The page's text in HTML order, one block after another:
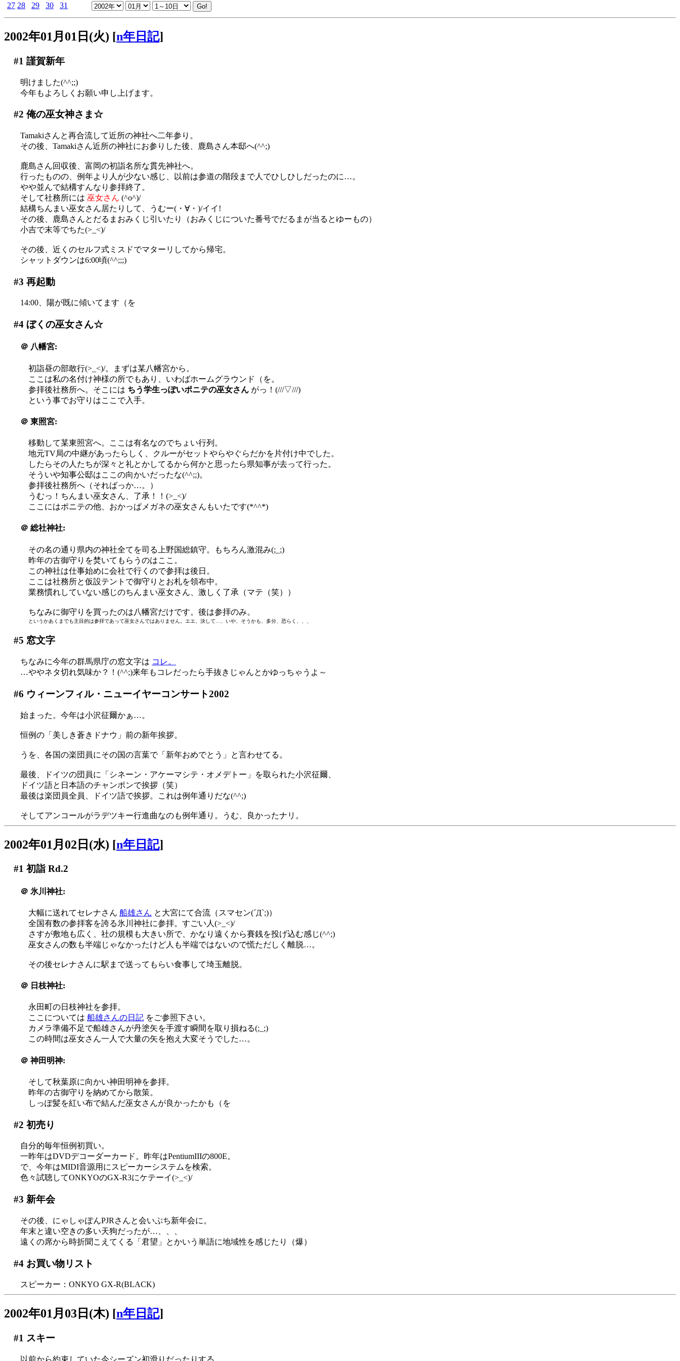
27 28 29 30 31
2002年01月01日(火) [n年日記]
#1 謹賀新年
明けました(^^;;)
今年もよろしくお願い申し上げます。
#2 俺の巫女神さま☆
Tamakiさんと再合流して近所の神社へ二年参り。
その後、Tamakiさん近所の神社にお参りした後、鹿島さん本邸へ(^^;)
鹿島さん回収後、富岡の初詣名所な貫先神社へ。
行ったものの、例年より人が少ない感じ、以前は参道の階段まで人でひしひしだったのに…。
やや並んで結構すんなり参拝終了。
そして社務所には 巫女さん (^o^)/
結構ちんまい巫女さん居たりして、うむー(・∀・)/イイ!
その後、鹿島さんとだるまおみくじ引いたり（おみくじについた番号でだるまが当るとゆーもの）
小吉で末等でちた(>_<)/
その後、近くのセルフ式ミスドでマターリしてから帰宅。
シャットダウンは6:00頃(^^;;;)
#3 再起動
14:00、陽が既に傾いてます（を
#4ぼくの巫女さん☆
＠ 八幡宮:
初詣昼の部敢行(>_<)/。まずは某八幡宮から。
ここは私の名付け神様の所でもあり、いわばホームグラウンド（を。
参拝後社務所へ。そこには ちう学生っぽいポニテの巫女さん がっ！(///▽///)
という事でお守りはここで入手。
＠ 東照宮:
移動して某東照宮へ。ここは有名なのでちょい行列。
地元TV局の中継があったらしく、クルーがセットやらやぐらだかを片付け中でした。
したらその人たちが深々と礼とかしてるから何かと思ったら県知事が去って行った。
そういや知事公邸はここの向かいだったな(^^;;)。
参拝後社務所へ（そればっか…。）
うむっ！ちんまい巫女さん、了承！！(>_<)/
ここにはポニテの他、おかっぱメガネの巫女さんもいたです(*^^*)
＠ 総社神社:
その名の通り県内の神社全てを司る上野国総鎮守。もちろん激混み(;_;)
昨年の古御守りを焚いてもらうのはここ。
この神社は仕事始めに会社で行くので参拝は後日。
ここは社務所と仮設テントで御守りとお札を領布中。
業務慣れしていない感じのちんまい巫女さん、激しく了承（マテ（笑））
ちなみに御守りを買ったのは八幡宮だけです。後は参拝のみ。
というかあくまでも主目的は参拝であって巫女さんではありません。エエ、決して…、いや、そうかも、多分、恐らく、、、
#5 窓文字
ちなみに今年の群馬県庁の窓文字は コレ。
…ややネタ切れ気味か？！(^^;)来年もコレだったら手抜きじゃんとかゆっちゃうよ～
#6 ウィーンフィル・ニューイヤーコンサート2002
始まった。今年は小沢征爾かぁ…。
恒例の「美しき蒼きドナウ」前の新年挨拶。
うを、各国の楽団員にその国の言葉で「新年おめでとう」と言わせてる。
最後、ドイツの団員に「シネーン・アケーマシテ・オメデトー」を取られた小沢征爾、
ドイツ語と日本語のチャンポンで挨拶（笑）
最後は楽団員全員、ドイツ語で挨拶。これは例年通りだな(^^;)
そしてアンコールがラデツキー行進曲なのも例年通り。うむ、良かったナリ。
2002年01月02日(水) [n年日記]
#1 初詣 Rd.2
＠ 氷川神社:
大幅に送れてセレナさん 船雄さん と大宮にて合流（スマセン(´Д`;)）
全国有数の参拝客を誇る氷川神社に参拝。すごい人(>_<)/
さすが敷地も広く、社の規模も大きい所で、かなり遠くから賽銭を投げ込む感じ(^^;)
巫女さんの数も半端じゃなかったけど人も半端ではないので慌ただしく離脱…。
その後セレナさんに駅まで送ってもらい食事して埼玉離脱。
＠ 日枝神社:
永田町の日枝神社を参拝。
ここについては 船雄さんの日記 をご参照下さい。
カメラ準備不足で船雄さんが丹塗矢を手渡す瞬間を取り損ねる(;_;)
この時間は巫女さん一人で大量の矢を抱え大変そうでした…。
＠ 神田明神:
そして秋葉原に向かい神田明神を参拝。
昨年の古御守りを納めてから散策。
しっぽ髪を紅い布で結んだ巫女さんが良かったかも（を
#2 初売り
自分的毎年恒例初買い。
一昨年はDVDデコーダーカード。昨年はPentiumIIIの800E。
で、今年はMIDI音源用にスピーカーシステムを検索。
色々試聴してONKYOのGX-R3にケテーイ(>_<)/
#3 新年会
その後、にゃしゃぽんPJRさんと会いぷち新年会に。
年末と違い空きの多い天狗だったが…、、、
遠くの席から時折聞こえてくる「君望」とかいう単語に地域性を感じたり（爆）
#4お買い物リスト
スピーカー：ONKYO GX-R(BLACK)
2002年01月03日(木) [n年日記]
#1 スキー
以前から約束していた今シーズン初滑りだったりする。